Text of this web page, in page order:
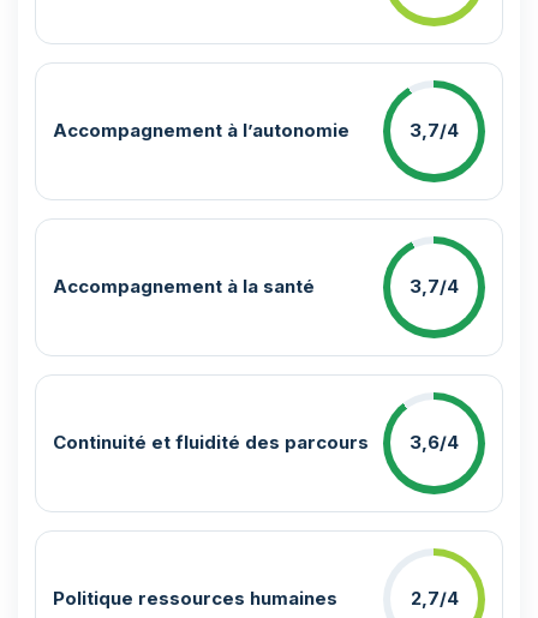
Accompagnement à l’autonomie 3,7/4
Accompagnement à la santé 3,7/4
Continuité et fluidité des parcours 3,6/4
Politique ressources humaines 2,7/4